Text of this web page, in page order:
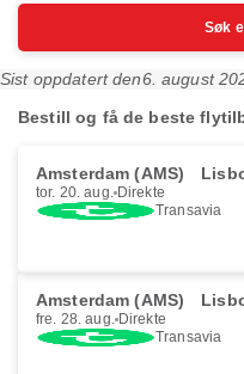
Søk
Sist oppdatert den6. august
Bestill og få de beste
Amsterdam (AMS)
tor. 20. aug. Direkte
Transavia
Amsterdam (AMS)
fre. 28. aug. Direkte
Transavia